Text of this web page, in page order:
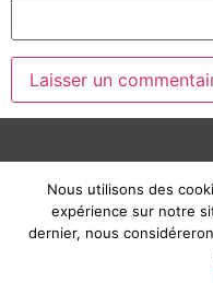
2010 / 2021 © Frédéric
Nous utilisons des
expérience sur notre
dernier, nous